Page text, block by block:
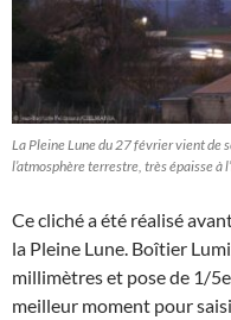
La Pleine Lune du 27 février vient de
l’atmosphère terrestre, très épaisse
Ce cliché a été réalisé
la Pleine Lune. Boîtier
millimètres et pose de 1/5e
meilleur moment pour